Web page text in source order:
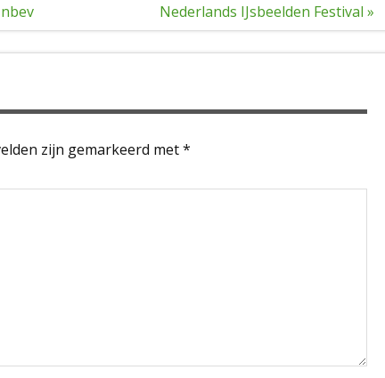
Nederlands IJsbeelden Festival »
zijn gemarkeerd met*